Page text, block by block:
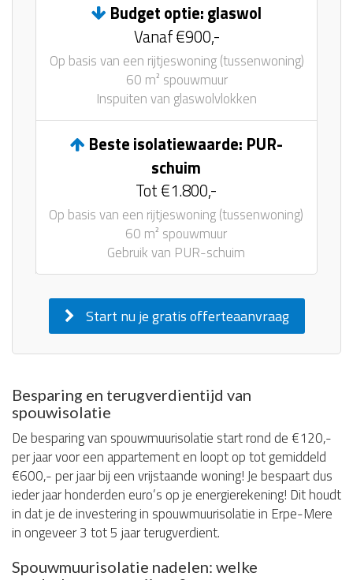
Budget optie: glaswol
Vanaf €900,-
Op basis van een rijtjeswoning (tussenwoning)
60 m² spouwmuur
Inspuiten van glaswolvlokken
Beste isolatiewaarde: PUR-
schuim
Tot €1.800,-
Op basis van een rijtjeswoning (tussenwoning)
60 m² spouwmuur
Gebruik van PUR-schuim
Start nu je gratis offerteaanvraag
Besparing en terugverdientijd van
spouwisolatie
De besparing van spouwmuurisolatie start rond de €120,-
per jaar voor een appartement en loopt op tot gemiddeld
€600,- per jaar bij een vrijstaande woning! Je bespaart dus
ieder jaar honderden euro’s op je energierekening! Dit houdt
in dat je de investering in spouwmuurisolatie in Erpe-Mere
in ongeveer 3 tot 5 jaar terugverdient.
Spouwmuurisolatie nadelen: welke